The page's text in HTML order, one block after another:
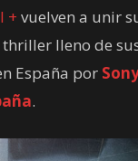
+ vuelven a unir
lleno de
España por
.